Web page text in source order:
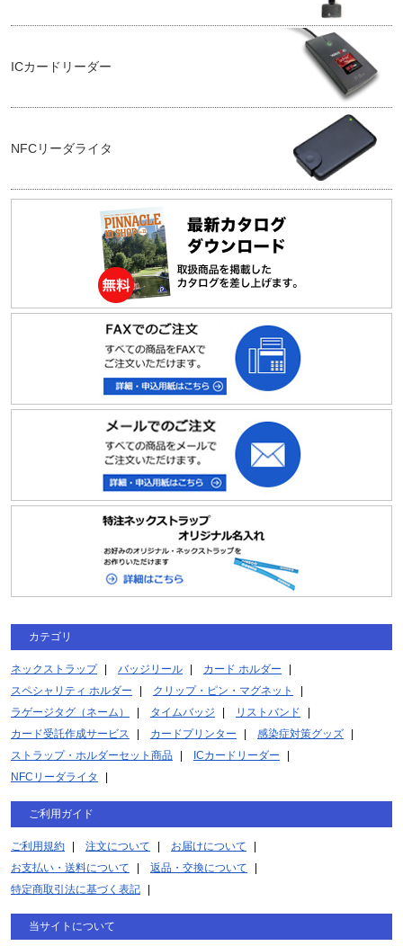
ICカードリーダー
NFCリーダライタ
カテゴリ
ネックストラップ バッジリール
カード ホルダー
スペシャリティ ホルダー
クリップ・ピン・マグネット
ラゲージタグ（ネーム）
タイムバッジ
リストバンド
カード受託作成サービス
カードプリンター
感染症対策グッズ
ストラップ・ホルダーセット商品
ICカードリーダー
NFCリーダライタ
ご利用ガイド
ご利用規約 注文について
お届けについて
お支払い・送料について
返品・交換について
特定商取引法に基づく表記
当サイトについて